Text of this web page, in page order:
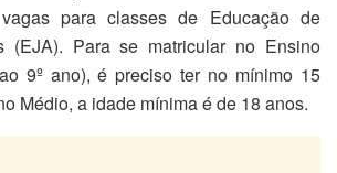
para classes de Educação de
(EJA). Para se matricular no Ensino
9º ano), é preciso ter no mínimo 15
Médio, a idade mínima é de 18 anos.